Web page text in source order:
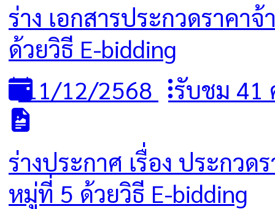
ร่าง เอกสารประกวดราคา
ด้วยวิธี E-bidding
11/12/2568 รับชม 41
ร่างประกาศ เรื่อง ประกว
หมู่ที่ 5 ด้วยวิธี E-bidding